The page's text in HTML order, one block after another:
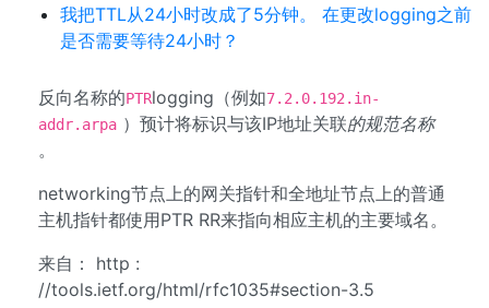
我把TTL从24小时改成了5分钟。 在更改logging之前
是否需要等待24小时？
反向名称的PTRlogging（例如7.2.0.192.in-
addr.arpa ）预计将标识与该IP地址关联的规范名称
。
networking节点上的网关指针和全地址节点上的普通
主机指针都使用PTR RR来指向相应主机的主要域名。
来自： http :
//tools.ietf.org/html/rfc1035#section-3.5